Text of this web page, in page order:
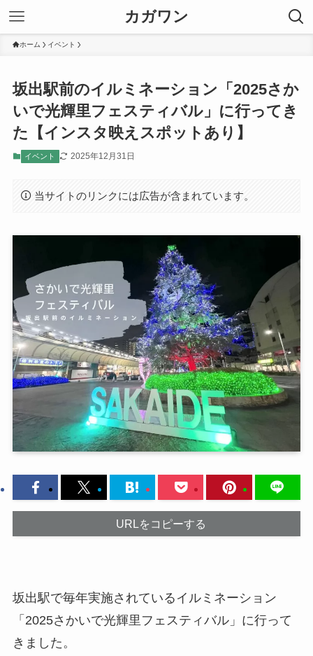
カガワン
ホーム イベント
坂出駅前のイルミネーション「2025さか
いで光輝里フェスティバル」に行ってき
た【インスタ映えスポットあり】
イベント 2025年12月31日
当サイトのリンクには広告が含まれています。
URLをコピーする
坂出駅で毎年実施されているイルミネーション
「2025さかいで光輝里フェスティバル」に行って
きました。